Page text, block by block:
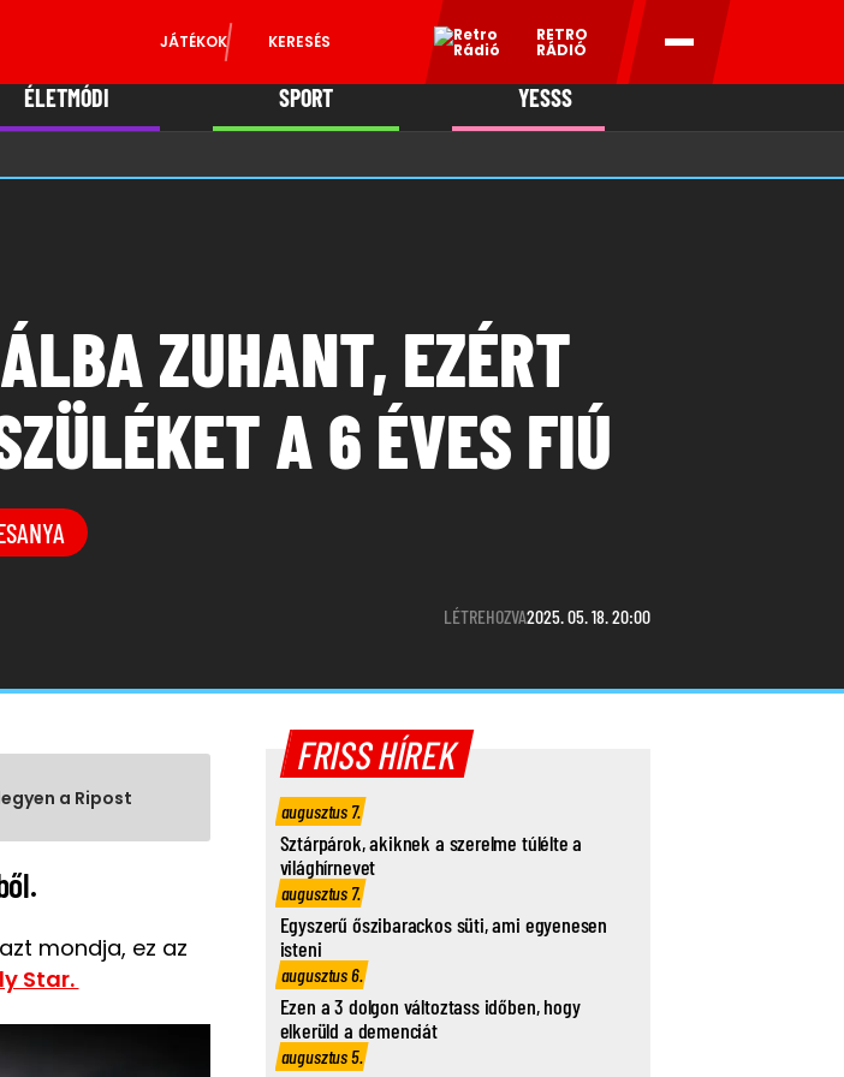
JÁTÉKOK KERESÉS RETRO
RÁDIÓ
ÉLETMÓDI SPORT YESSS
ZUHANT, EZÉRT
A 6 ÉVES FIÚ
LÉTREHOZVA2025. 05. 18. 20:00
a Ripost
mondja, ez az
Star.
FRISS HÍREK
augusztus 7.
Sztárpárok, akiknek a szerelme túlélte a
világhírnevet
augusztus 7.
Egyszerű őszibarackos süti, ami egyenesen
isteni
augusztus 6.
Ezen a 3 dolgon változtass időben, hogy
elkerüld a demenciát
augusztus 5.